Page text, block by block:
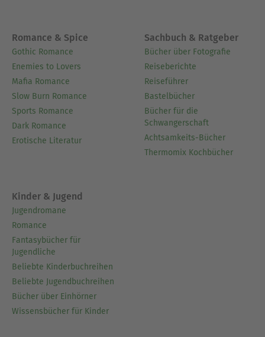
Romance & Spice
Gothic Romance
Enemies to Lovers
Mafia Romance
Slow Burn Romance
Sports Romance
Dark Romance
Erotische Literatur
Sachbuch & Ratgeber
Bücher über Fotografie
Reiseberichte
Reiseführer
Bastelbücher
Bücher für die
Schwangerschaft
Achtsamkeits-Bücher
Thermomix Kochbücher
Kinder & Jugend
Jugendromane
Romance
Fantasybücher für
Jugendliche
Beliebte Kinderbuchreihen
Beliebte Jugendbuchreihen
Bücher über Einhörner
Wissensbücher für Kinder